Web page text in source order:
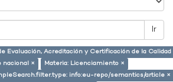
Ir
Evaluación, Acreditación y Certificación de la
nacional ×
Materia: Licenciamiento ×
info:eu-repo/semantics/article ×